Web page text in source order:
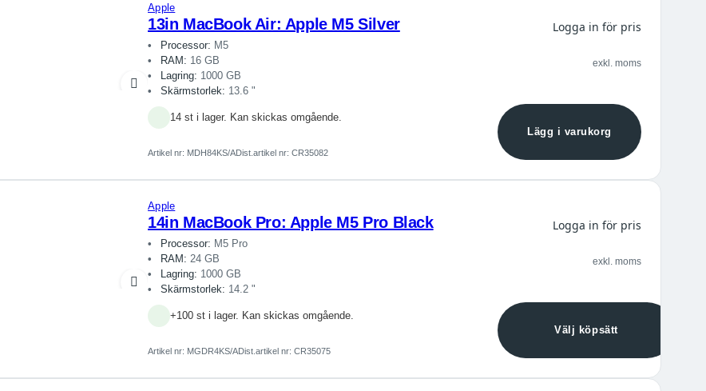
Apple
13in MacBook Air: Apple M5 Silver
Processor: M5
RAM: 16 GB
Lagring: 1000 GB
Skärmstorlek: 13.6 "
14 st i lager. Kan skickas omgående.
Artikel nr: MDH84KS/ADist.artikel nr: CR35082
Logga in för pris
exkl. moms
Lägg i varukorg
Apple
14in MacBook Pro: Apple M5 Pro Black
Processor: M5 Pro
RAM: 24 GB
Lagring: 1000 GB
Skärmstorlek: 14.2 "
+100 st i lager. Kan skickas omgående.
Artikel nr: MGDR4KS/ADist.artikel nr: CR35075
Logga in för pris
exkl. moms
Välj köpsätt